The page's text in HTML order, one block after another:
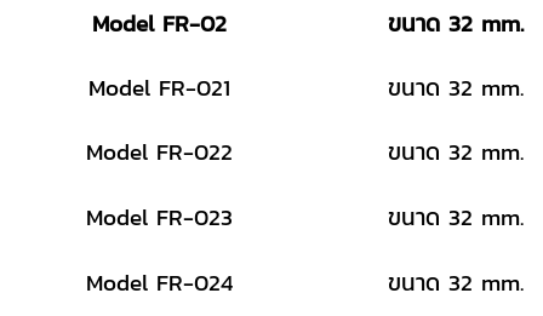
Model FR-02
ขนาด 32 mm.
Model FR-021
ขนาด 32 mm.
Model FR-022
ขนาด 32 mm.
Model FR-023
ขนาด 32 mm.
Model FR-024
ขนาด 32 mm.